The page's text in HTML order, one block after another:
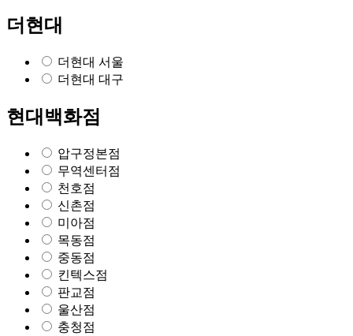
더현대
더현대 서울
더현대 대구
현대백화점
압구정본점
무역센터점
천호점
신촌점
미아점
목동점
중동점
킨텍스점
판교점
울산점
충청점